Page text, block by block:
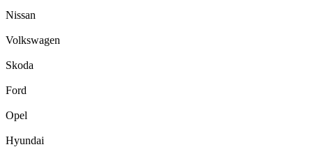
Nissan
Volkswagen
Skoda
Ford
Opel
Hyundai